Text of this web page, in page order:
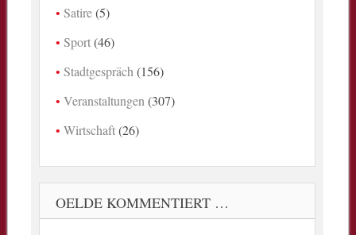
Satire(5)
Sport(46)
Stadtgespräch (156)
Veranstaltungen (307)
Wirtschaft(26)
OELDE KOMMENTIERT …